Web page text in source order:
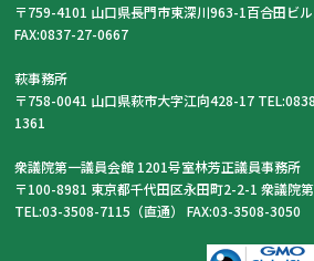
〒759-4101 山口県長門市東深川963-1百合田ビ
FAX:0837-27-0667
萩事務所
〒758-0041 山口県萩市大字江向428-17
1361
衆議院第一議員会館 1201号室林芳正議員事務所
〒100-8981 東京都千代田区永田町2-2-1 衆議院
TEL:03-3508-7115（直通） FAX:03-3508-3050